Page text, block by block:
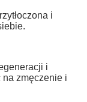
i
i
na zmęczenie i